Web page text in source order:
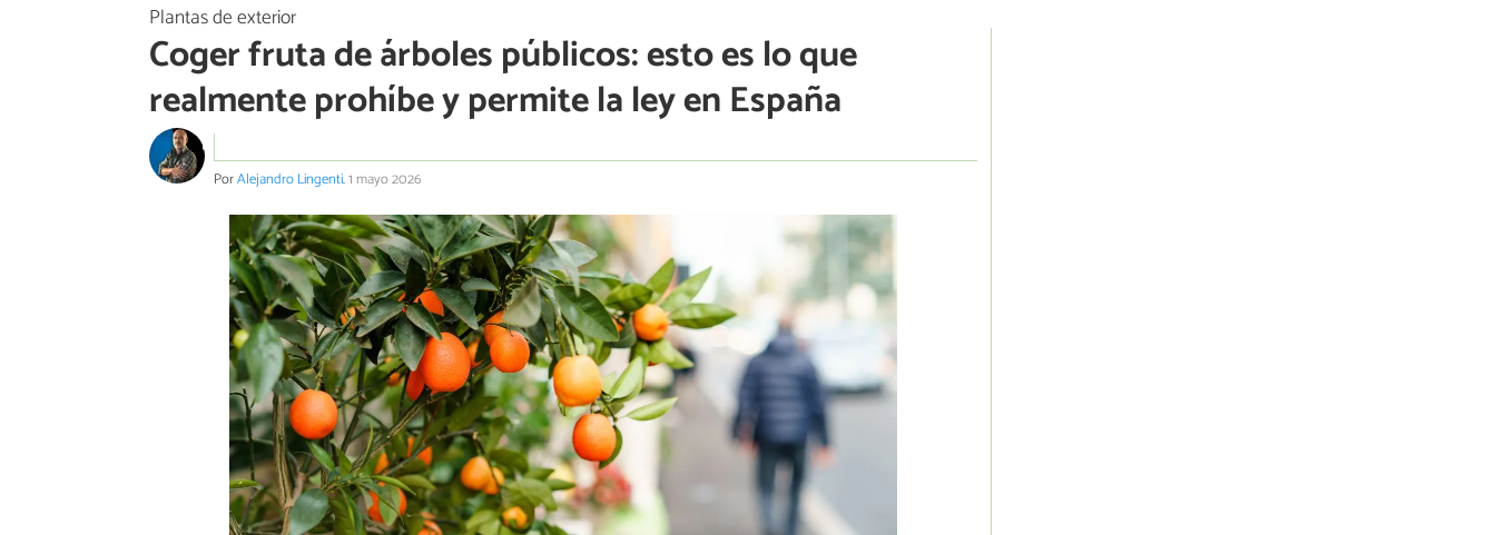
Plantas de exterior
Coger fruta de árboles públicos: esto es lo que
realmente prohíbe y permite la ley en España
PorAlejandro Lingenti.1 mayo 2026